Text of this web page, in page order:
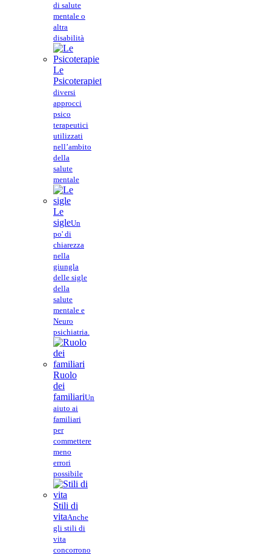
di salute
mentale o
altra
disabilità
Le
PsicoterapieI
diversi
approcci
psico
terapeutici
utilizzati
nell’ambito
della
salute
mentale
Le
sigleUn
po' di
chiarezza
nella
giungla
delle sigle
della
salute
mentale e
Neuro
psichiatria.
Ruolo
dei
familiariUn
aiuto ai
familiari
per
commettere
meno
errori
possibile
Stili di
vitaAnche
gli stili di
vita
concorrono